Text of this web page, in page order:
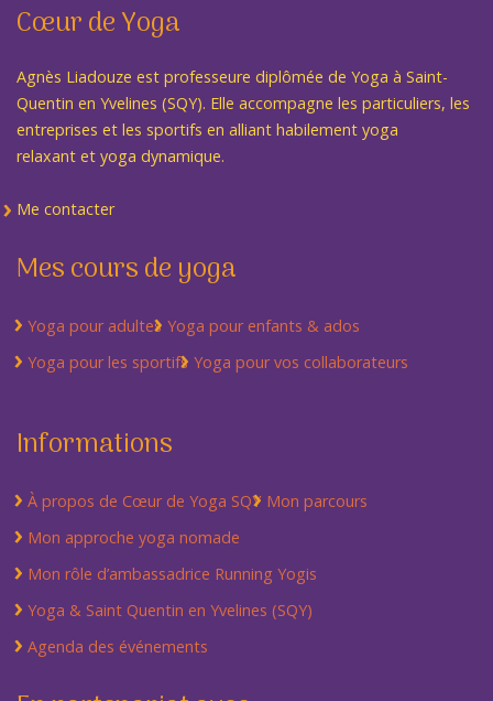
Cœur de Yoga
Agnès Liadouze est professeure diplômée de Yoga à Saint-
Quentin en Yvelines (SQY). Elle accompagne les particuliers, les
entreprises et les sportifs en alliant habilement yoga
relaxant et yoga dynamique.
Me contacter
Mes cours de yoga
Yoga pour adultes Yoga pour enfants & ados
Yoga pour les sportifs Yoga pour vos collaborateurs
Informations
À propos de Cœur de Yoga SQY Mon parcours
Mon approche yoga nomade
Mon rôle d’ambassadrice Running Yogis
Yoga & Saint Quentin en Yvelines (SQY)
Agenda des événements